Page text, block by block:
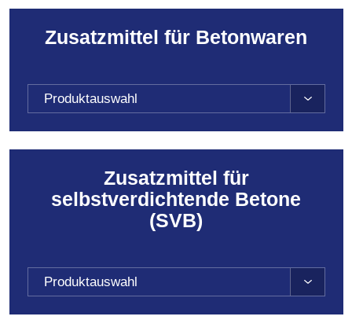
Zusatzmittel für Betonwaren
Produktauswahl
Zusatzmittel für
selbstverdichtende Betone
(SVB)
Produktauswahl